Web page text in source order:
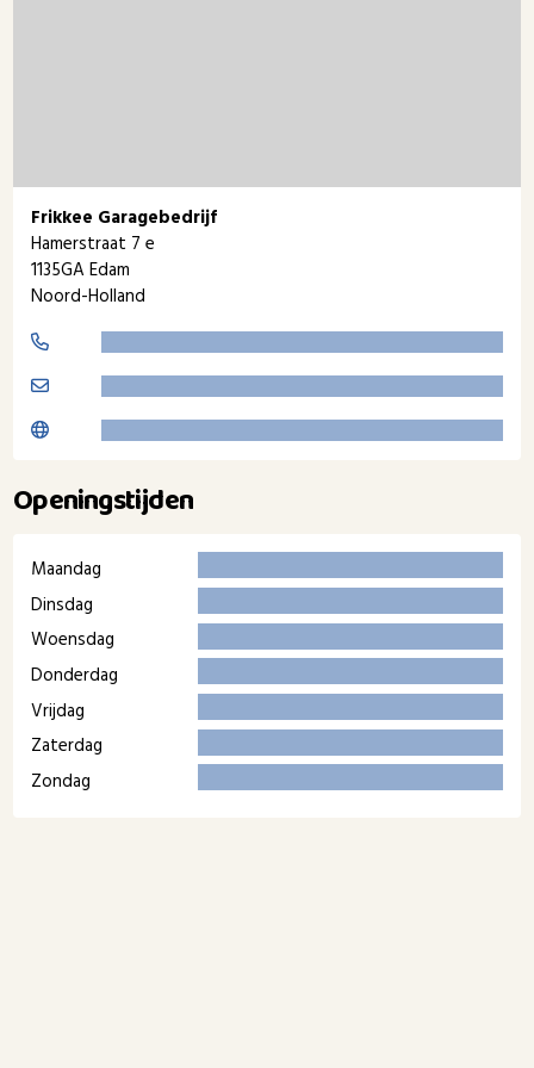
Frikkee Garagebedrijf
Hamerstraat 7 e
1135GA Edam
Noord-Holland
Openingstijden
Maandag
Dinsdag
Woensdag
Donderdag
Vrijdag
Zaterdag
Zondag